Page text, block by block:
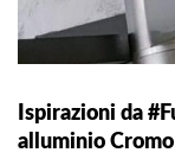
Ispirazioni da
alluminio